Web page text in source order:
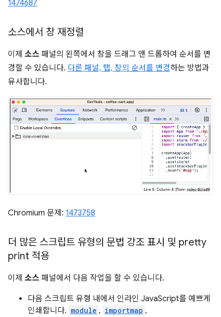
1474687
소스에서 창 재정렬
이제 소스 패널의 왼쪽에서 창을 드래그 앤 드롭하여 순서를 변
경할 수 있습니다. 다른 패널, 탭, 창의 순서를 변경하는 방법과
유사합니다.
Chromium 문제: 1473758
더 많은 스크립트 유형의 문법 강조 표시 및 pretty
print 적용
이제 소스 패널에서 다음 작업을 할 수 있습니다.
다음 스크립트 유형 내에서 인라인 JavaScript를 예쁘게
인쇄합니다. module , importmap ,